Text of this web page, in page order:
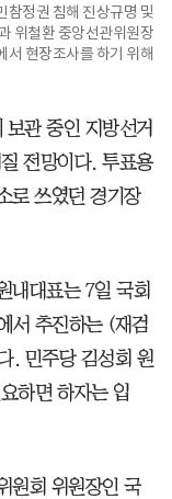
참정권 침해 진상규명 및
위철환 중앙선관위원장
서 현장조사를 하기 위해
관 중인 지방선거
전망이다. 투표용
로 쓰였던 경기장
내대표는 7일 국회
서 추진하는 (재검
. 민주당 김성회 원
하면 하자는 입
원회 위원장인 국